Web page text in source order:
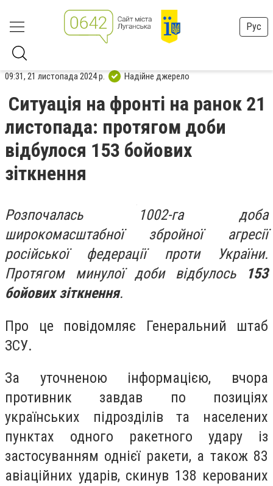
Рус
09:31, 21 листопада 2024 р. Надійне джерело
Ситуація на фронті на ранок 21
листопада: протягом доби
відбулося 153 бойових
зіткнення
Розпочалась 1002-га доба
широкомасштабної збройної агресії
російської федерації проти України.
Протягом минулої доби відбулось
153
бойових зіткнення.
Про це повідомляє Генеральний штаб
ЗСУ.
За уточненою інформацією, вчора
противник завдав по позиціях
українських підрозділів та населених
пунктах одного ракетного удару із
застосуванням однієї ракети, а також 83
авіаційних ударів, скинув 138 керованих